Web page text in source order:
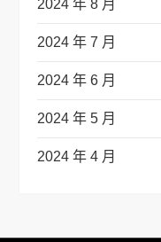
2024 年 8 月
2024 年 7 月
2024 年 6 月
2024 年 5 月
2024 年 4 月